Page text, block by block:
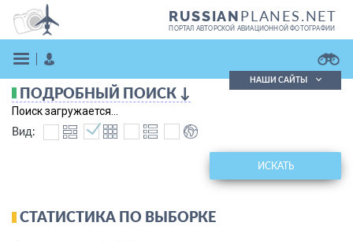
RUSSIANPLANES.NET
ПОРТАЛ АВТОРСКОЙ АВИАЦИОННОЙ ФОТОГРАФИИ
Поиск в реестре
Кратко
Подробно
НАШИ САЙТЫ
ПОДРОБНЫЙ ПОИСК ↓
Поиск загружается...
Вид:
ИСКАТЬ
СТАТИСТИКА ПО ВЫБОРКЕ